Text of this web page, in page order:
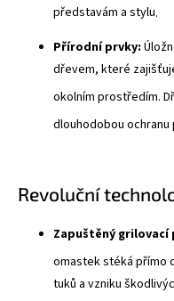
představám a stylu.
Přírodní prvky:
dřevem, které
okolním prostředím.
dlouhodobou
Revoluční
Zapuštěný grilovací
omastek stéká přímo
tuků a vzniku